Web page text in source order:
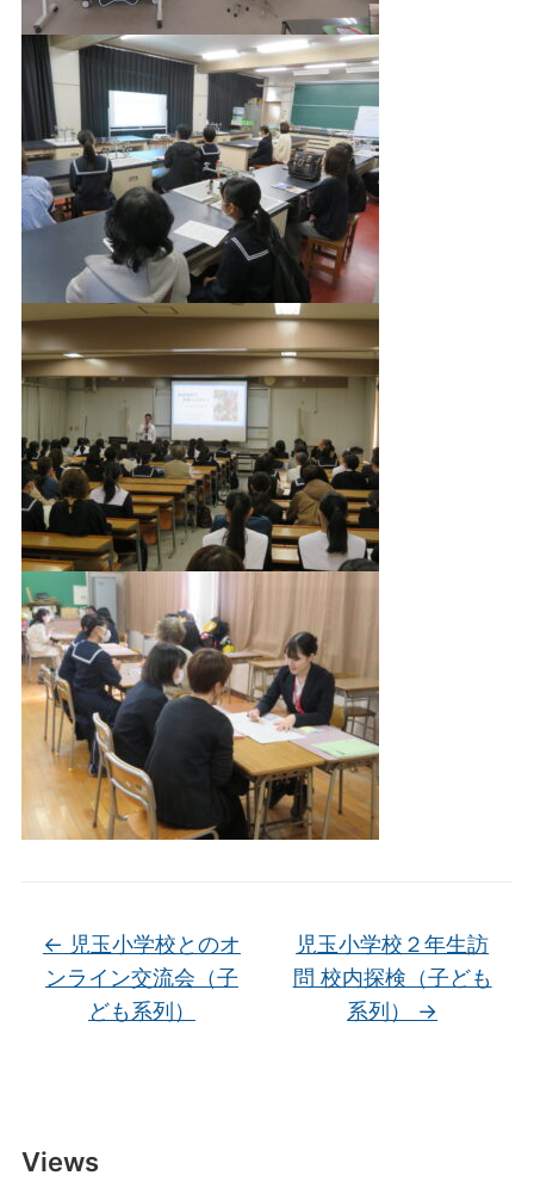
← 児玉小学校とのオ
ンライン交流会（子
ども系列）
児玉小学校２年生訪
問 校内探検（子ども
系列） →
Views